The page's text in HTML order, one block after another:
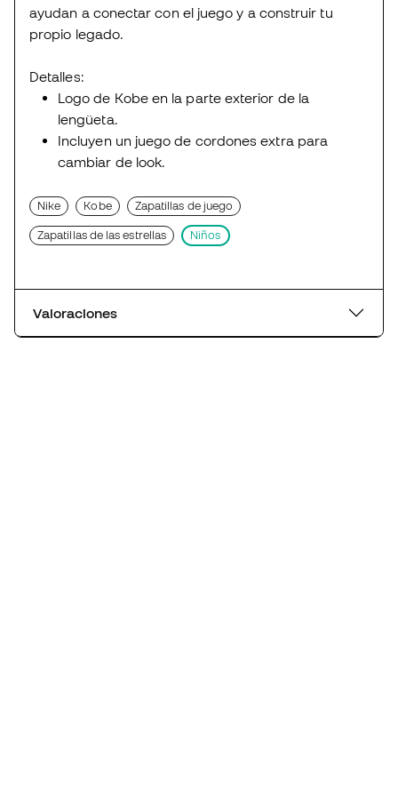
ayudan a conectar con el juego y a construir tu
propio legado.
Detalles:
Logo de Kobe en la parte exterior de la
lengüeta.
Incluyen un juego de cordones extra para
cambiar de look.
Nike Kobe Zapatillas de juego
Zapatillas de las estrellas Niños
Valoraciones